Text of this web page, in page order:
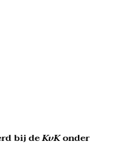
bij deKvKonder